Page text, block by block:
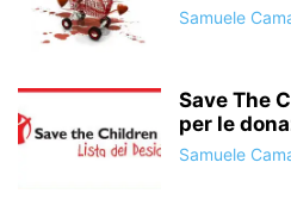
Samuele
Save The
per le
Samuele